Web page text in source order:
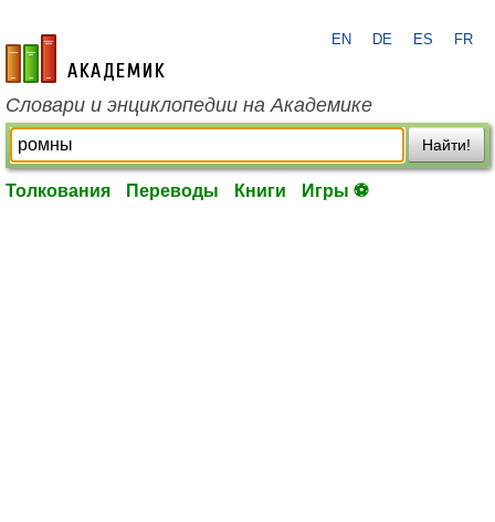
academic.ru
EN DE ES FR
Словари и энциклопедии на Академике
Найти!
Толкования Переводы Книги Игры ⚽